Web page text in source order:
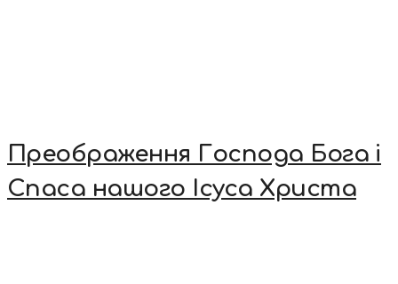
Преображення Господа Бога і
Спаса нашого Ісуса Христа